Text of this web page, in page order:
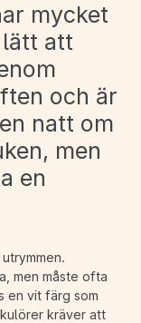
mycket
att
och är
natt om
men
en
men måste ofta
en vit färg som
kräver att